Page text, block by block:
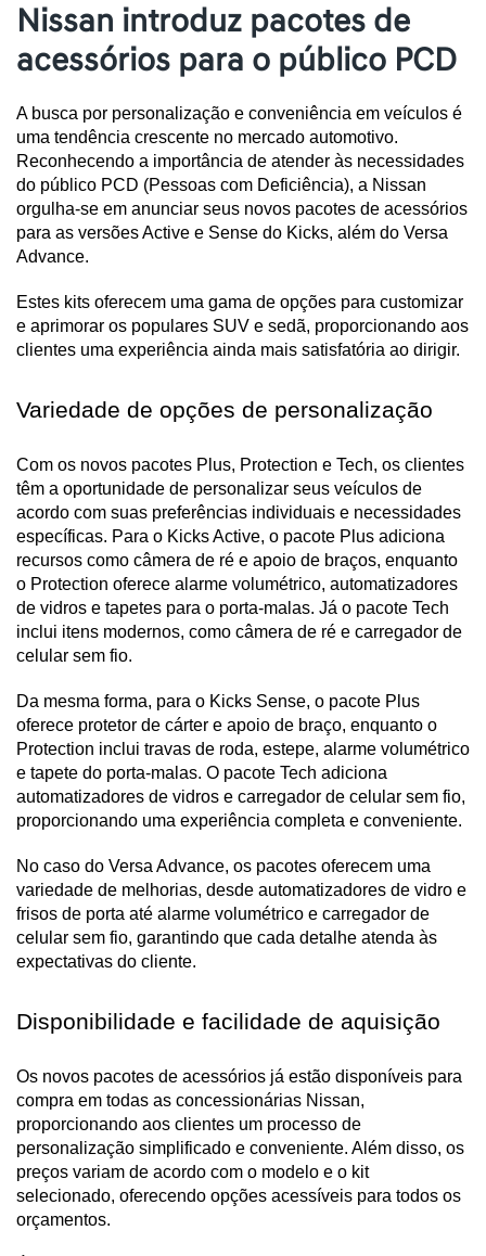
Nissan introduz pacotes de
acessórios para o público PCD
A busca por personalização e conveniência em veículos é
uma tendência crescente no mercado automotivo.
Reconhecendo a importância de atender às necessidades
do público PCD (Pessoas com Deficiência), a Nissan
orgulha-se em anunciar seus novos pacotes de acessórios
para as versões Active e Sense do Kicks, além do Versa
Advance.
Estes kits oferecem uma gama de opções para customizar
e aprimorar os populares SUV e sedã, proporcionando aos
clientes uma experiência ainda mais satisfatória ao dirigir.
Variedade de opções de personalização
Com os novos pacotes Plus, Protection e Tech, os clientes
têm a oportunidade de personalizar seus veículos de
acordo com suas preferências individuais e necessidades
específicas. Para o Kicks Active, o pacote Plus adiciona
recursos como câmera de ré e apoio de braços, enquanto
o Protection oferece alarme volumétrico, automatizadores
de vidros e tapetes para o porta-malas. Já o pacote Tech
inclui itens modernos, como câmera de ré e carregador de
celular sem fio.
Da mesma forma, para o Kicks Sense, o pacote Plus
oferece protetor de cárter e apoio de braço, enquanto o
Protection inclui travas de roda, estepe, alarme volumétrico
e tapete do porta-malas. O pacote Tech adiciona
automatizadores de vidros e carregador de celular sem fio,
proporcionando uma experiência completa e conveniente.
No caso do Versa Advance, os pacotes oferecem uma
variedade de melhorias, desde automatizadores de vidro e
frisos de porta até alarme volumétrico e carregador de
celular sem fio, garantindo que cada detalhe atenda às
expectativas do cliente.
Disponibilidade e facilidade de aquisição
Os novos pacotes de acessórios já estão disponíveis para
compra em todas as concessionárias Nissan,
proporcionando aos clientes um processo de
personalização simplificado e conveniente. Além disso, os
preços variam de acordo com o modelo e o kit
selecionado, oferecendo opções acessíveis para todos os
orçamentos.